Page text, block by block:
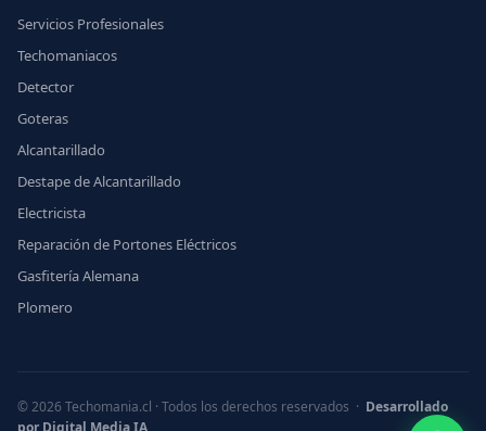
Servicios Profesionales
Techomaniacos
Detector
Goteras
Alcantarillado
Destape de Alcantarillado
Electricista
Reparación de Portones Eléctricos
Gasfitería Alemana
Plomero
© 2026 Techomania.cl · Todos los derechos reservados · Desarrollado
por Digital Media IA